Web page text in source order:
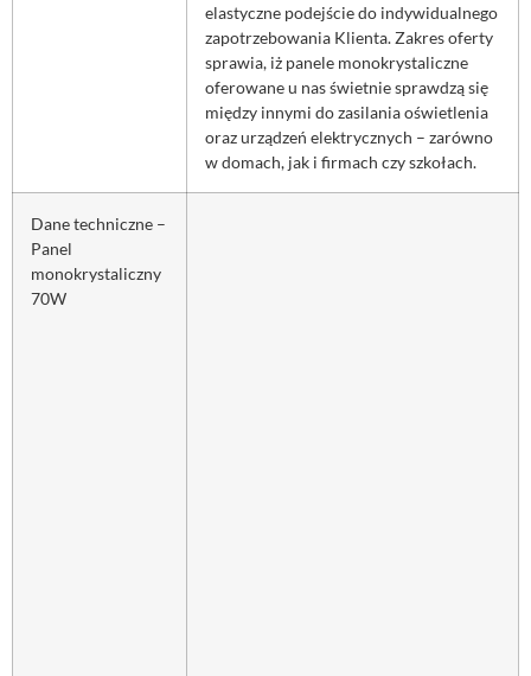
elastyczne podejście do indywidualnego
zapotrzebowania Klienta. Zakres oferty
sprawia, iż panele monokrystaliczne
oferowane u nas świetnie sprawdzą się
między innymi do zasilania oświetlenia
oraz urządzeń elektrycznych – zarówno
w domach, jak i firmach czy szkołach.
Dane techniczne –
Panel
monokrystaliczny
70W